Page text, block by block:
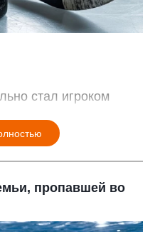
стал игроком
пропавшей во